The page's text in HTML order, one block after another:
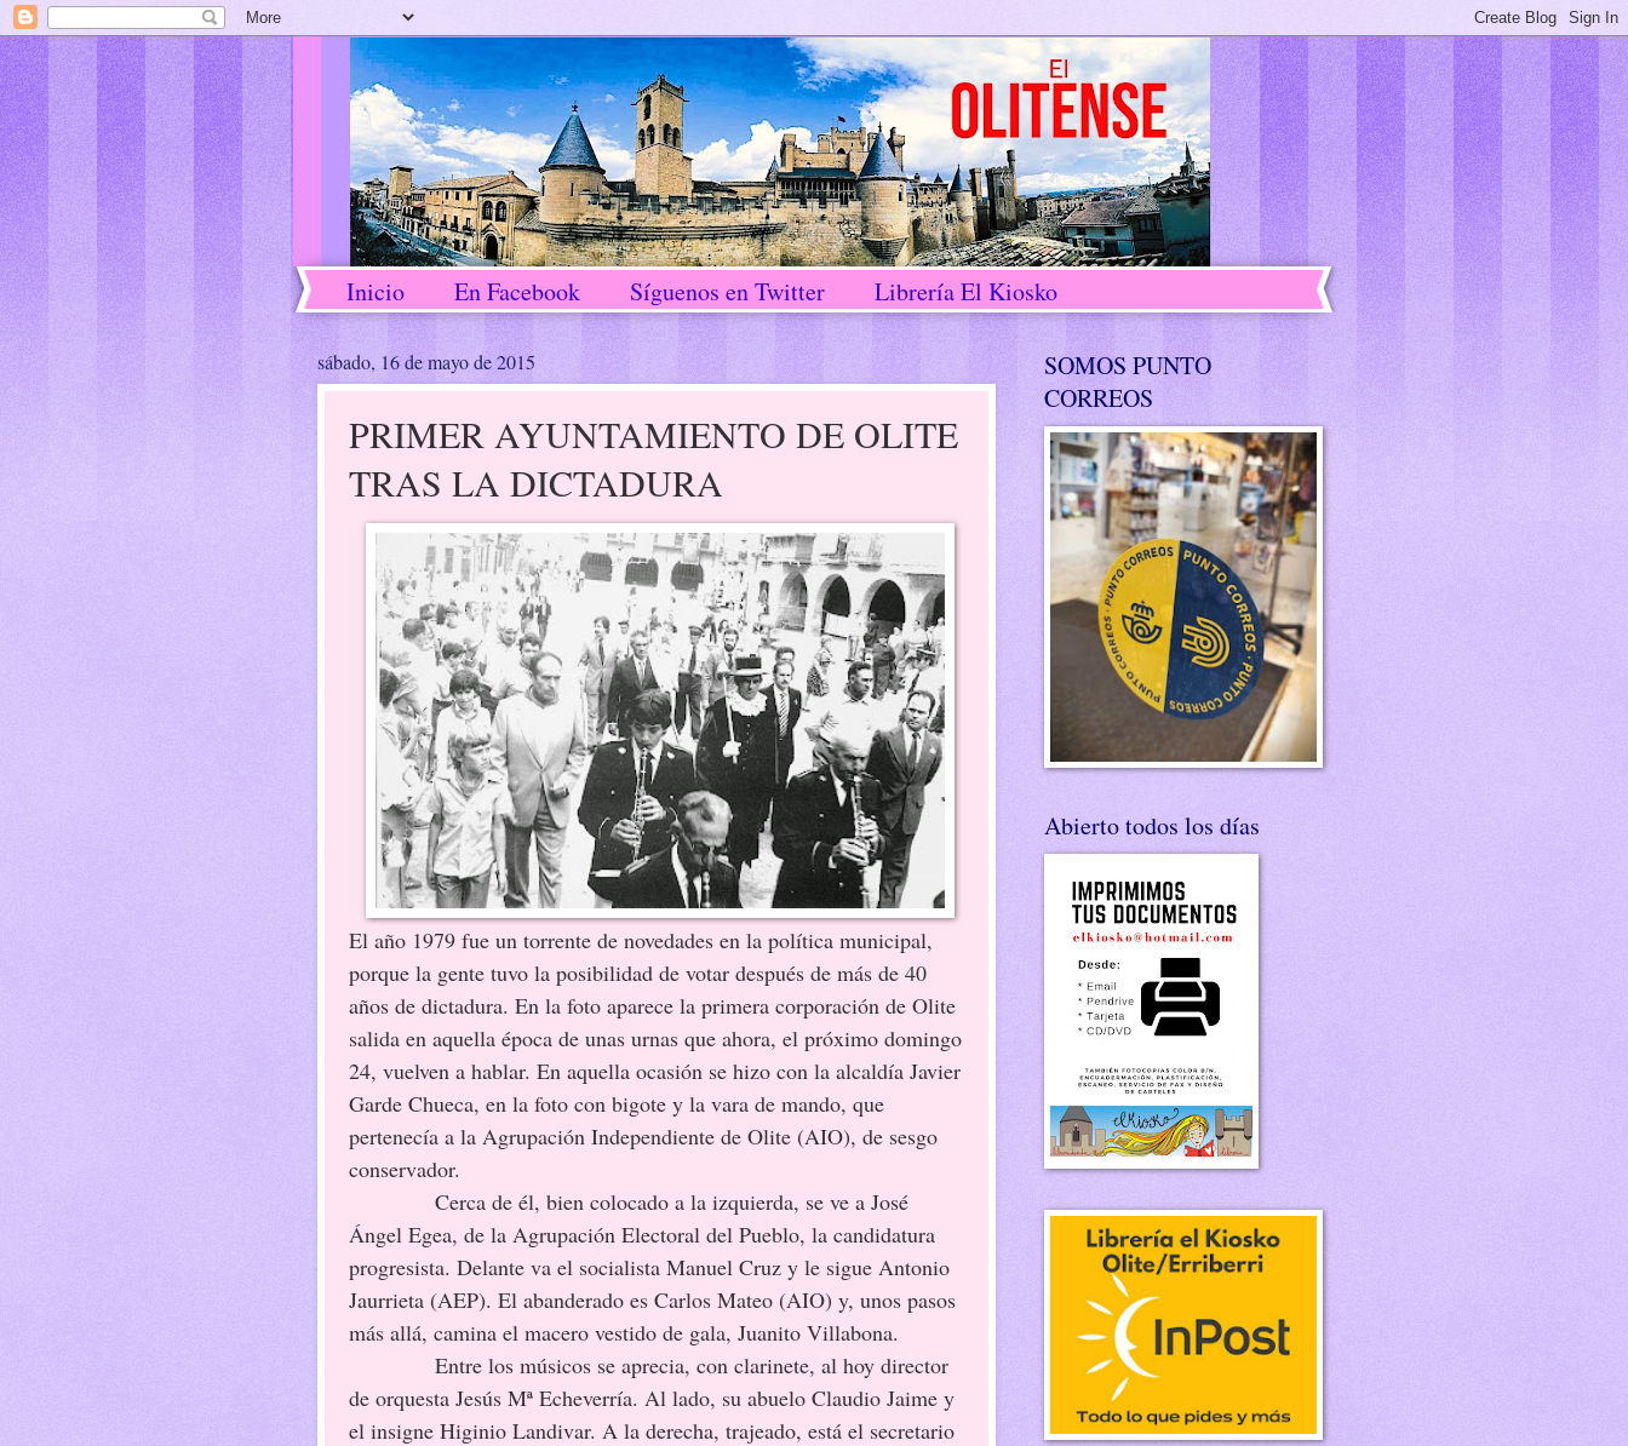
Inicio En Facebook Síguenos en Twitter Librería El Kiosko
sábado, 16 de mayo de 2015
PRIMER AYUNTAMIENTO DE OLITE
TRAS LA DICTADURA
El año 1979 fue un torrente de novedades en la política municipal,
porque la gente tuvo la posibilidad de votar después de más de 40
años de dictadura. En la foto aparece la primera corporación de Olite
salida en aquella época de unas urnas que ahora, el próximo domingo
24, vuelven a hablar. En aquella ocasión se hizo con la alcaldía Javier
Garde Chueca, en la foto con bigote y la vara de mando, que
pertenecía a la Agrupación Independiente de Olite (AIO), de sesgo
conservador.
Cerca de él, bien colocado a la izquierda, se ve a José
Ángel Egea, de la Agrupación Electoral del Pueblo, la candidatura
progresista. Delante va el socialista Manuel Cruz y le sigue Antonio
Jaurrieta (AEP). El abanderado es Carlos Mateo (AIO) y, unos pasos
más allá, camina el macero vestido de gala, Juanito Villabona.
Entre los músicos se aprecia, con clarinete, al hoy director
de orquesta Jesús Mª Echeverría. Al lado, su abuelo Claudio Jaime y
el insigne Higinio Landivar. A la derecha, trajeado, está el secretario
SOMOS PUNTO
CORREOS
Abierto todos los días